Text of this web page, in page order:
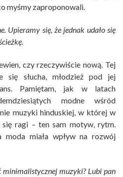
myśmy zaproponowali.
Upieramy się, że jednak udało się
czy rzeczywiście nową. Tej
się słucha, młodzież pod jej
Pamiętam, jak w latach
modne wśród
muzyki hinduskiej, w której w
się ragi – ten sam motyw, rytm.
moda miała wpływ na rozwój
minimalistycznej muzyki? Lubi pan